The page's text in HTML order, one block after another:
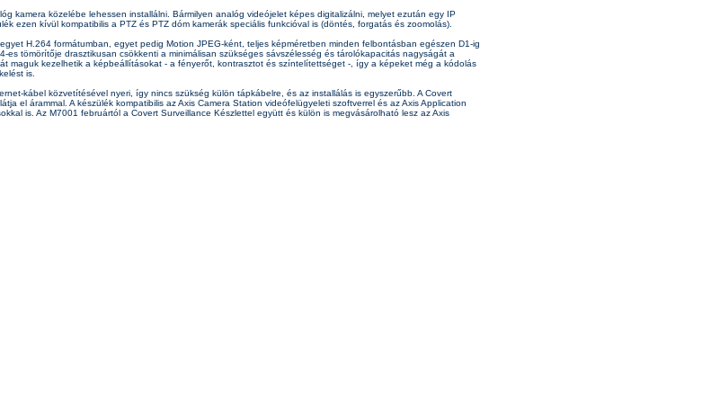
kamera közelébe lehessen installálni. Bármilyen analóg videójelet képes digitalizálni, melyet ezután egy IP
ezen kívül kompatibilis a PTZ és PTZ dóm kamerák speciális funkcióval is (döntés, forgatás és zoomolás).
H.264 formátumban, egyet pedig Motion JPEG-ként, teljes képméretben minden felbontásban egészen D1-ig
es tömörítője drasztikusan csökkenti a minimálisan szükséges sávszélesség és tárolókapacitás nagyságát a
maguk kezelhetik a képbeállításokat - a fényerőt, kontrasztot és színtelítettséget -, így a képeket még a kódolás
is.
kábel közvetítésével nyeri, így nincs szükség külön tápkábelre, és az installálás is egyszerűbb. A Covert
el árammal. A készülék kompatibilis az Axis Camera Station videófelügyeleti szoftverrel és az Axis Application
is. Az M7001 februártól a Covert Surveillance Készlettel együtt és külön is megvásárolható lesz az Axis